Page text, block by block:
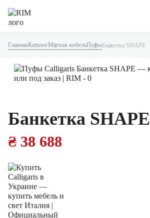
ГлавнаяКаталогМягкая мебельПуфыБанкетка SHAPE
Банкетка SHAPE
₴ 38 688